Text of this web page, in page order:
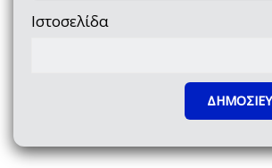
Ιστοσελίδα